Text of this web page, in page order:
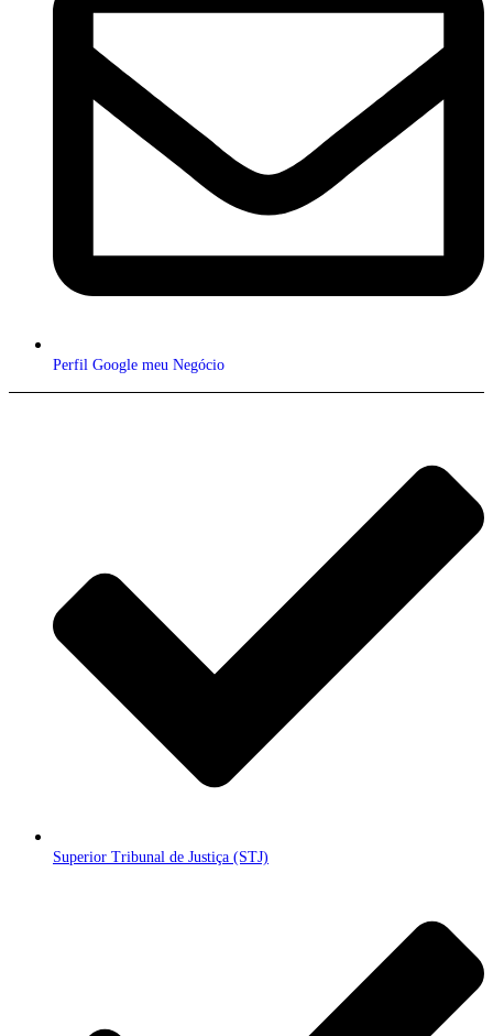
Perfil Google meu Negócio
Superior Tribunal de Justiça (STJ)